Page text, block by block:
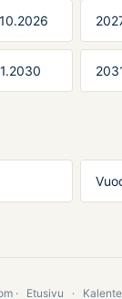
· Etusivu ·